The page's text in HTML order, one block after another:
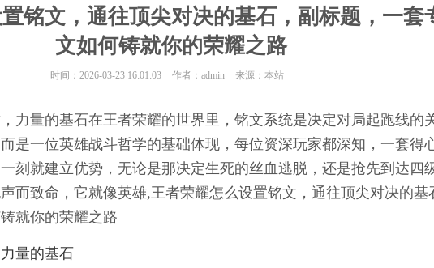
铭文，通往顶尖对决的基石，副标题，一套
文如何铸就你的荣耀之路
时间：2026-03-23 16:01:03 作者：admin 来源：本站
力量的基石在王者荣耀的世界里，铭文系统是决定对局起跑线的
是一位英雄战斗哲学的基础体现，每位资深玩家都深知，一套得
刻就建立优势，无论是那决定生死的丝血逃脱，还是抢先到达四
而致命，它就像英雄,王者荣耀怎么设置铭文，通往顶尖对决的基
就你的荣耀之路
量的基石